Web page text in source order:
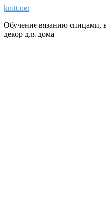
knitt.net
Обучение вязанию спицами,
декор для дома